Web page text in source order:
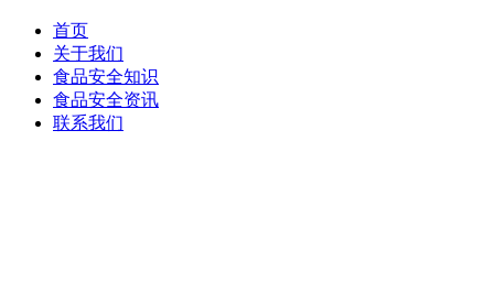
首页
关于我们
食品安全知识
食品安全资讯
联系我们